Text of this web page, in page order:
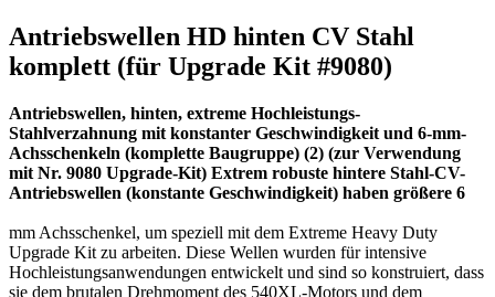
Antriebswellen HD hinten CV Stahl
komplett (für Upgrade Kit #9080)
Antriebswellen, hinten, extreme Hochleistungs-
Stahlverzahnung mit konstanter Geschwindigkeit und 6-mm-
Achsschenkeln (komplette Baugruppe) (2) (zur Verwendung
mit Nr. 9080 Upgrade-Kit) Extrem robuste hintere Stahl-CV-
Antriebswellen (konstante Geschwindigkeit) haben größere 6
mm Achsschenkel, um speziell mit dem Extreme Heavy Duty
Upgrade Kit zu arbeiten. Diese Wellen wurden für intensive
Hochleistungsanwendungen entwickelt und sind so konstruiert, dass
sie dem brutalen Drehmoment des 540XL-Motors und dem